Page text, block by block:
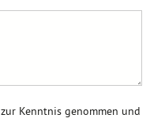
zur Kenntnis genommen und